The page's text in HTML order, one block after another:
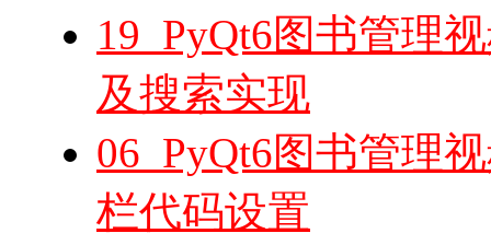
19_PyQt6图书管理
及搜索实现
06_PyQt6图书管理
栏代码设置